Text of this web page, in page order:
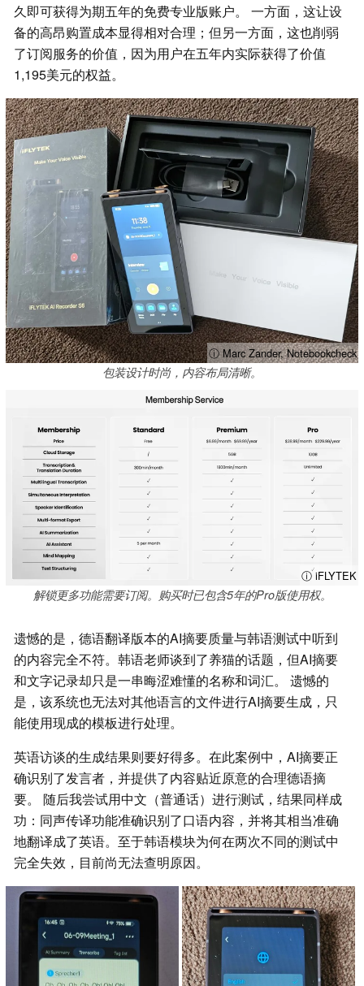
久即可获得为期五年的免费专业版账户。 一方面，这让设
备的高昂购置成本显得相对合理；但另一方面，这也削弱
了订阅服务的价值，因为用户在五年内实际获得了价值
1,195美元的权益。
ⓘ Marc Zander, Notebookcheck
包装设计时尚，内容布局清晰。
ⓘ iFLYTEK
解锁更多功能需要订阅。购买时已包含5年的Pro版使用权。
遗憾的是，德语翻译版本的AI摘要质量与韩语测试中听到
的内容完全不符。韩语老师谈到了养猫的话题，但AI摘要
和文字记录却只是一串晦涩难懂的名称和词汇。 遗憾的
是，该系统也无法对其他语言的文件进行AI摘要生成，只
能使用现成的模板进行处理。
英语访谈的生成结果则要好得多。在此案例中，AI摘要正
确识别了发言者，并提供了内容贴近原意的合理德语摘
要。 随后我尝试用中文（普通话）进行测试，结果同样成
功：同声传译功能准确识别了口语内容，并将其相当准确
地翻译成了英语。至于韩语模块为何在两次不同的测试中
完全失效，目前尚无法查明原因。